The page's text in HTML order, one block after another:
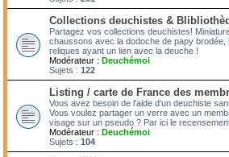
Collections deuchistes &
Partagez vos collections deuchistes!
chaussons avec la dodoche de papy brodée,
reliques ayant un lien avec la deuche !
Modérateur : Deuchémoi
Sujets : 122
Listing / carte de France des
Vous avez besoin de l'aide d'un deuchiste
Vous voulez partager un verre avec un
visage sur un pseudo ? Par ici le
Modérateur : Deuchémoi
Sujets : 104